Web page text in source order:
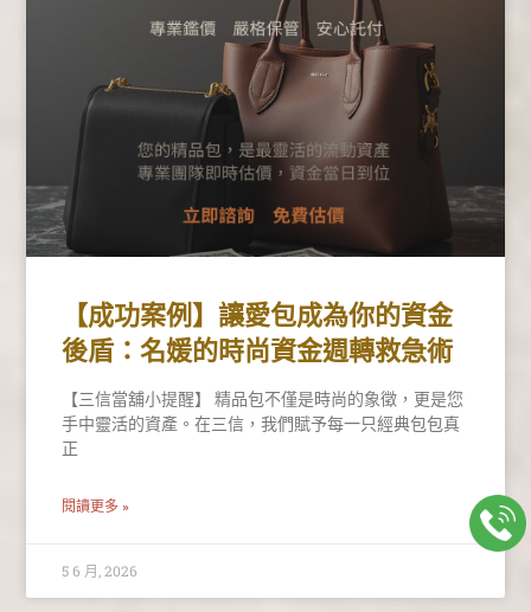
【成功案例】讓愛包成為你的資金
後盾：名媛的時尚資金週轉救急術
【三信當舖小提醒】 精品包不僅是時尚的象徵，更是您
手中靈活的資產。在三信，我們賦予每一只經典包包真
正
閱讀更多 »
5 6 月, 2026